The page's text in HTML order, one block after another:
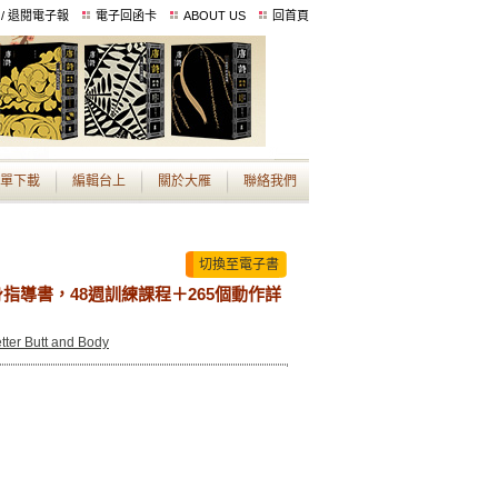
退閱電子報 電子回函卡 ABOUT US 回首頁
下載 編輯台上 關於大雁 聯絡我們
切換至電子書
導書，48週訓練課程＋265個動作詳
Butt and Body